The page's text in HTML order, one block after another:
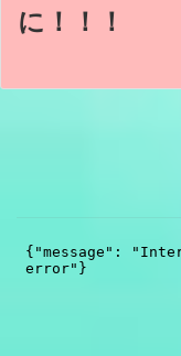
に！！！